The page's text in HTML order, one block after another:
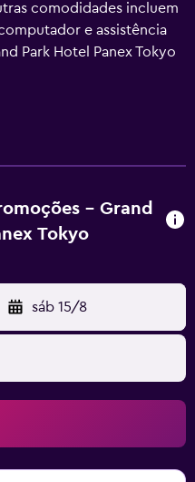
comodidades incluem
e assistência
Park Hotel Panex Tokyo
ar-condicionado,
camas têm edredons de
estão disponíveis. O
e
- Grand
Tokyo
sáb 15/8